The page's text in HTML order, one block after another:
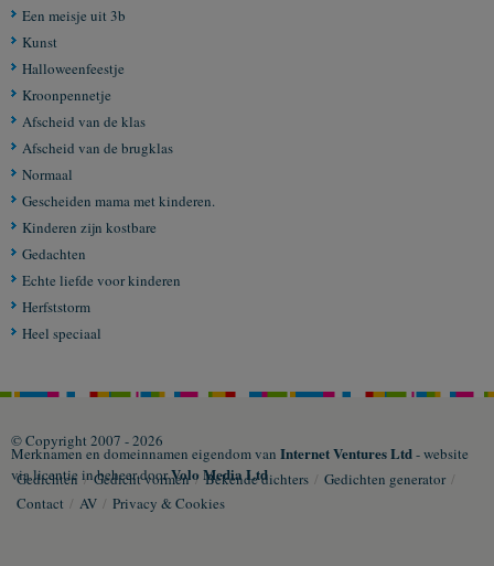
Een meisje uit 3b
Kunst
Halloweenfeestje
Kroonpennetje
Afscheid van de klas
Afscheid van de brugklas
Normaal
Gescheiden mama met kinderen.
Kinderen zijn kostbare
Gedachten
Echte liefde voor kinderen
Herfststorm
Heel speciaal
© Copyright 2007 - 2026
Gedichten / Gedicht vormen / Bekende dichters / Gedichten generator /
Contact / AV / Privacy & Cookies
Merknamen en domeinnamen eigendom van Internet Ventures Ltd- website
via licentie in beheer doorVolo Media Ltd